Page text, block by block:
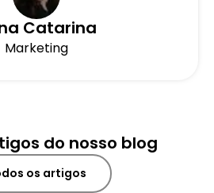
Catarina
Marketing
do nosso blog
os artigos